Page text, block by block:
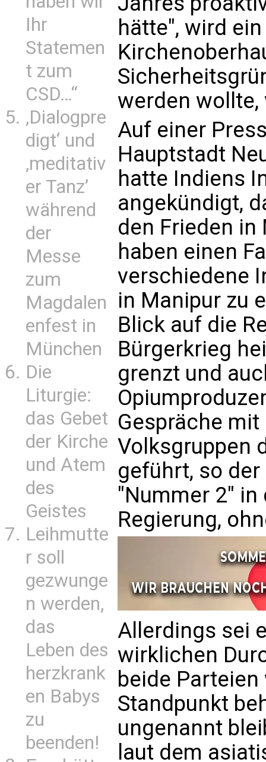
Ihr
Statemen
t zum
CSD…“
‚Dialogpre
digt‘ und
‚meditativ
er Tanz’
während
der
Messe
zum
Magdalen
enfest in
München
Die
Liturgie:
das Gebet
der Kirche
und Atem
des
Geistes
Leihmutte
r soll
gezwunge
n werden,
das
Leben des
herzkrank
en Babys
zu
beenden!
hätte", wird
werden wollte,
Auf einer
Hauptstadt
hatte Indiens
angekündigt,
den Frieden
haben einen
verschiedene
in Manipur zu
Blick auf die
Bürgerkrieg
grenzt und
Gespräche
Volksgruppen
geführt, so
"Nummer 2"
Regierung,
Allerdings sei
wirklichen
beide
Standpunkt
ungenannt
laut dem